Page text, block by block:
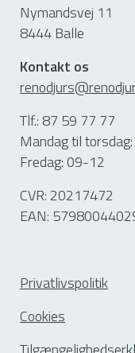
Nymandsvej 11
8444 Balle
Kontakt os
Tlf.: 87 59 77 77
Mandag til
Fredag: 09-12
CVR: 20217472
EAN:
Privatlivspolitik
Cookies